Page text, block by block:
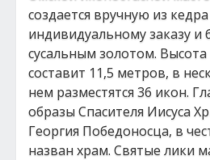
создается вручную из
индивидуальному заказу и
сусальным золотом. Высота
составит 11,5 метров, в
нем разместятся 36 икон.
образы Спасителя Иисуса
Георгия Победоносца, в
назван храм. Святые лики